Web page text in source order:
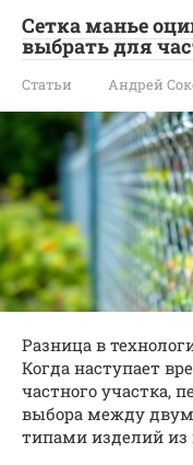
Сетка манье
выбрать для
Статьи Андрей
Разница в
Когда наступает
частного участка,
выбора между
типами изделий из